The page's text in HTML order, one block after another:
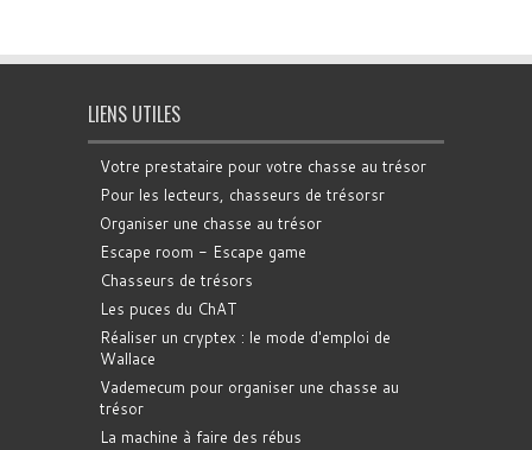
LIENS UTILES
Votre prestataire pour votre chasse au trésor
Pour les lecteurs, chasseurs de trésorsr
Organiser une chasse au trésor
Escape room - Escape game
Chasseurs de trésors
Les puces du ChAT
Réaliser un cryptex : le mode d'emploi de
Wallace
Vademecum pour organiser une chasse au
trésor
La machine à faire des rébus